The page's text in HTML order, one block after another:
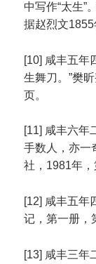
中写作“太生”
据赵烈文1855
[10] 咸丰五年
生舞刀。”樊
页。
[11] 咸丰六年
手数人，亦一
社，1981年，
[12] 咸丰五年
记，第一册，
[13] 咸丰三年